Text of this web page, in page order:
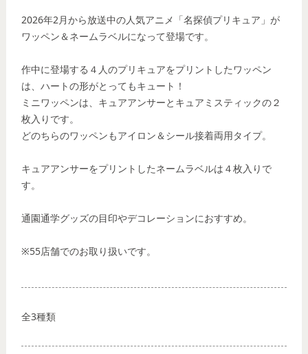
2026年2月から放送中の人気アニメ「名探偵プリキュア」が
ワッペン＆ネームラベルになって登場です。
作中に登場する４人のプリキュアをプリントしたワッペン
は、ハートの形がとってもキュート！
ミニワッペンは、キュアアンサーとキュアミスティックの２
枚入りです。
どのちらのワッペンもアイロン＆シール接着両用タイプ。
キュアアンサーをプリントしたネームラベルは４枚入りで
す。
通園通学グッズの目印やデコレーションにおすすめ。
※55店舗でのお取り扱いです。
全3種類